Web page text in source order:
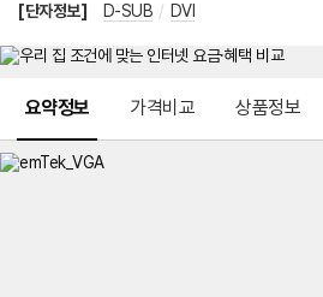
[단자정보] D-SUB / DVI
요약정보 가격비교 상품정보